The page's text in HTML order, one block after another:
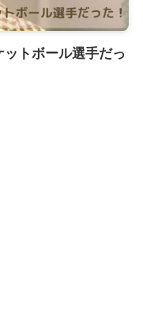
トボール選手だっ